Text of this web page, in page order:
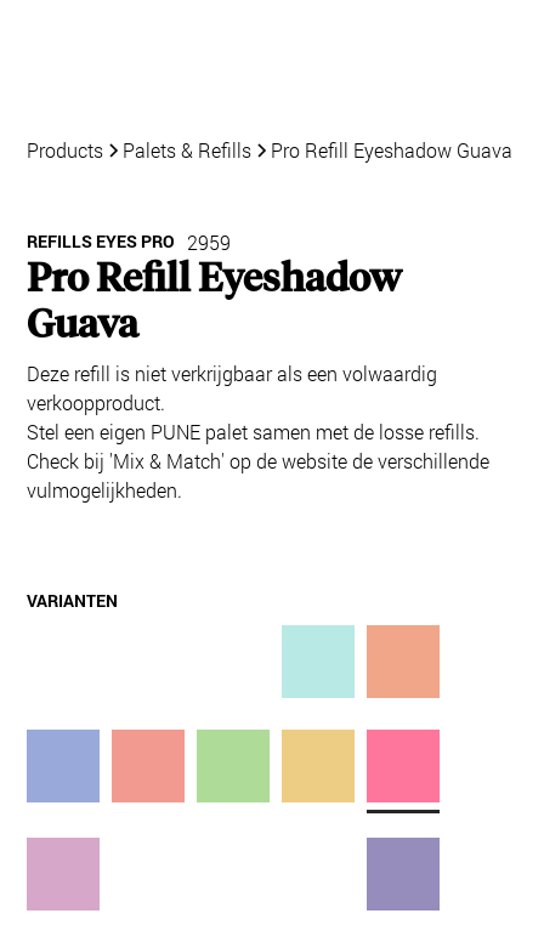
Products Palets & Refills Pro Refill Eyeshadow Guava
REFILLS EYES PRO 2959
Pro Refill Eyeshadow
Guava
Deze refill is niet verkrijgbaar als een volwaardig
verkoopproduct.
Stel een eigen PUNE palet samen met de losse refills.
Check bij 'Mix & Match' op de website de verschillende
vulmogelijkheden.
VARIANTEN